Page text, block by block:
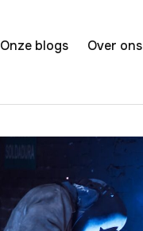
Onze blogs Over ons